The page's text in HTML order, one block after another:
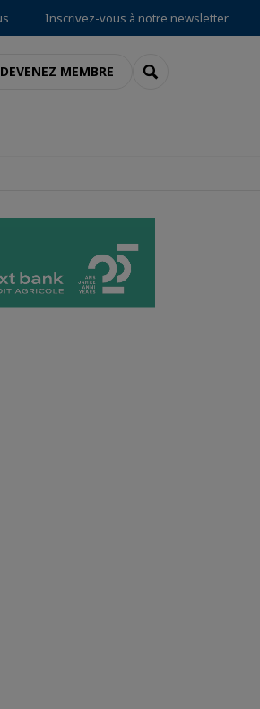
Inscrivez-vous à notre newsletter
DEVENEZ MEMBRE RECHERCHER